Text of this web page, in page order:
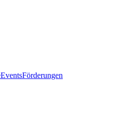
EventsFörderungen